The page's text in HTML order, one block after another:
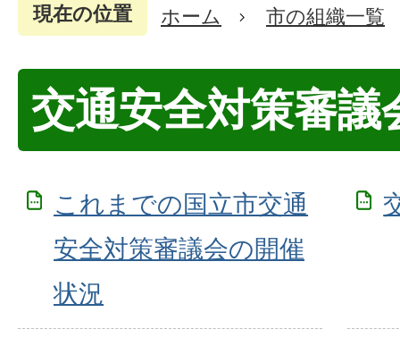
現在の位置 ホーム 市の組織一覧
交通安全対策審議
これまでの国立市交通
安全対策審議会の開催
状況